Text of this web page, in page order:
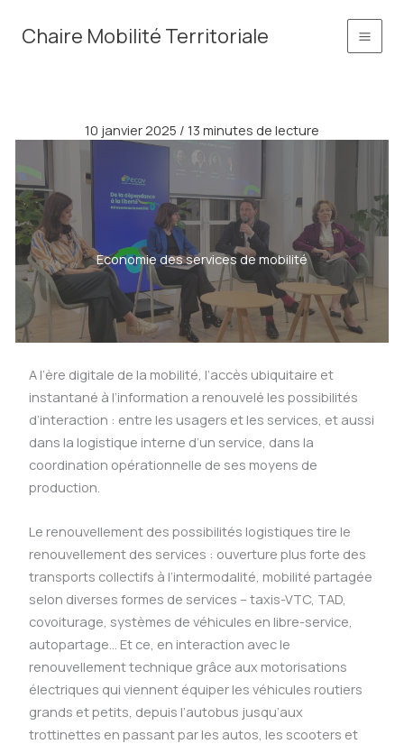
Chaire Mobilité Territoriale
10 janvier 2025 / 13 minutes de lecture
Economie des services de mobilité
A l’ère digitale de la mobilité, l’accès ubiquitaire et
instantané à l’information a renouvelé les possibilités
d’interaction : entre les usagers et les services, et aussi
dans la logistique interne d’un service, dans la
coordination opérationnelle de ses moyens de
production.
Le renouvellement des possibilités logistiques tire le
renouvellement des services : ouverture plus forte des
transports collectifs à l’intermodalité, mobilité partagée
selon diverses formes de services – taxis-VTC, TAD,
covoiturage, systèmes de véhicules en libre-service,
autopartage… Et ce, en interaction avec le
renouvellement technique grâce aux motorisations
électriques qui viennent équiper les véhicules routiers
grands et petits, depuis l’autobus jusqu’aux
trottinettes en passant par les autos, les scooters et